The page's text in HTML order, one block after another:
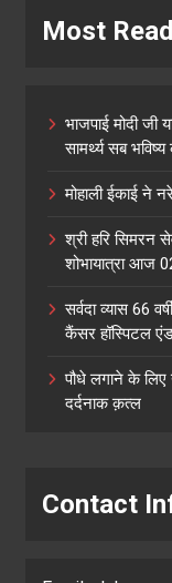
Most Read
भाजपाई मोदी जी
सामर्थ्य सब भविष्य
मोहाली ईकाई ने
श्री हरि सिमरन
शोभायात्रा आज
सर्वदा व्यास 66
कैंसर हॉस्पिटल
पौधे लगाने के लिए
दर्दनाक क़त्ल
Contact